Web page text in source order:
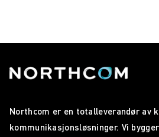
Northcom er en totalleverandør av
kommunikasjonsløsninger. Vi